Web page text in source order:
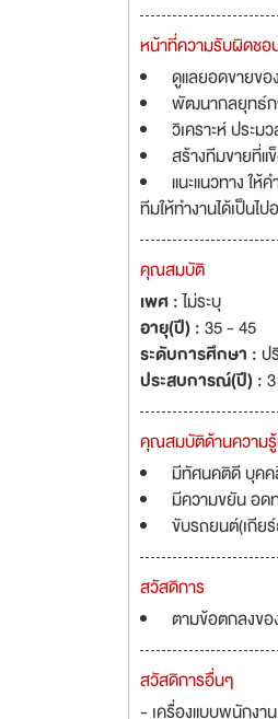
หน้าที่ความรับผิดชอ
ดูแลยอดขายขอ
พัฒนากลยุทธ์ก
วิเคราะห์ ประ
สร้างทีมขายที่แ
แนะแนวทาง ใ
ทีมให้ทำงานได้เป็นไ
คุณสมบัติ
เพศ :ไม่ระบุ
อายุ(ปี) :35 - 45
ระดับการศึกษา :ป
ประสบการณ์(ปี) :
คุณสมบัติด้านความรู้
มีทัศนคติดี บุคค
มีความขยัน อด
ขับรถยนต์(เกีย
สวัสดิการ
ตามข้อตกลงข
สวัสดิการอื่นๆ
- เครื่องแบบพนักงาน